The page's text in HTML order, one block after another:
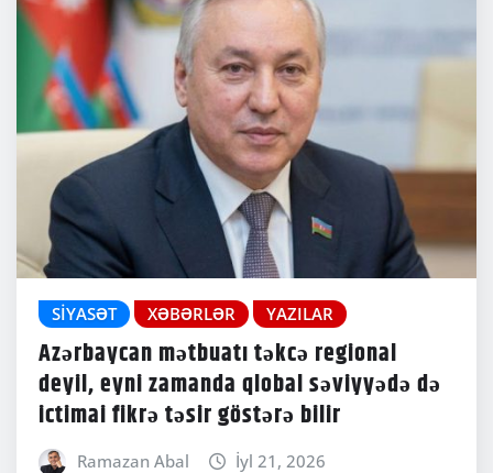
SIYASƏT XƏBƏRLƏR YAZILAR
Azərbaycan mətbuatı təkcə regional
deyil, eyni zamanda qlobal səviyyədə də
ictimai fikrə təsir göstərə bilir
Ramazan Abal İyl 21, 2026